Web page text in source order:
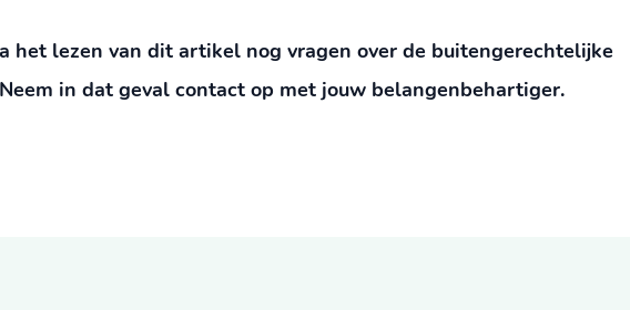
het lezen van dit artikel nog vragen over de buitengerechtelijke
in dat geval contact op met jouw belangenbehartiger.